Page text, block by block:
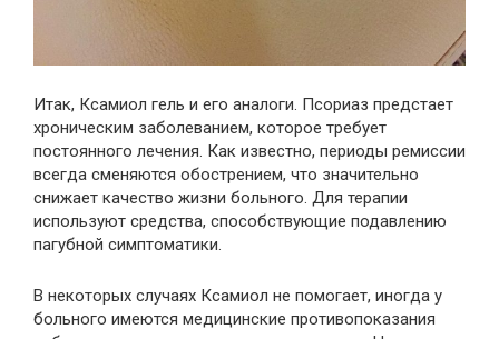
Итак, Ксамиол гель и его аналоги. Псориаз предстает
хроническим заболеванием, которое требует
постоянного лечения. Как известно, периоды ремиссии
всегда сменяются обострением, что значительно
снижает качество жизни больного. Для терапии
используют средства, способствующие подавлению
пагубной симптоматики.
В некоторых случаях Ксамиол не помогает, иногда у
больного имеются медицинские противопоказания